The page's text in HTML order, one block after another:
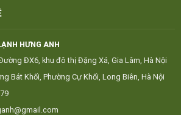
HƯNG ANH
ĐX6, khu đô thị Đặng Xá, Gia Lâm, Hà Nội
Bát Khối, Phường Cự Khối, Long Biên, Hà Nội